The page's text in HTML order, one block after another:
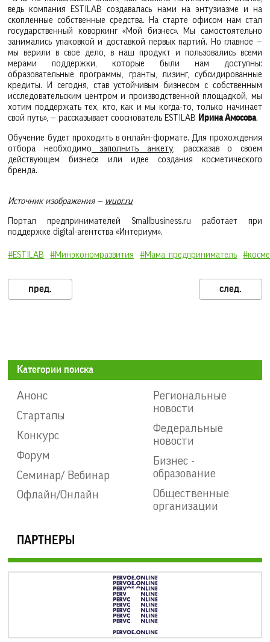
ведь компания ESTILAB создавалась нами на энтузиазме и на
скопленные собственные средства. На старте офисом нам стал
государственный коворкинг «Мой бизнес». Мы самостоятельно
занимались упаковкой и доставкой первых партий. Но главное —
мы верили в свое дело, в наш продукт и пользовались всеми
мерами поддержки, которые были нам доступны:
образовательные программы, гранты, лизинг, субсидированные
кредиты. И сегодня, став устойчивым бизнесом с собственным
исследовательским центром и производственной площадкой, мы
хотим поддержать тех, кто, как и мы когда-то, только начинает
свой путь», — рассказывает сооснователь ESTILAB Ирина Амосова.
Обучение будет проходить в онлайн-формате. Для прохождения
отбора необходимо заполнить анкету , рассказав о своем
действующем бизнесе или идее создания косметического
бренда.
Источник изображения — wuor.ru
Портал предпринимателей Smallbusiness.ru работает при
поддержке digital-агентства «Интериум».
#ESTILAB #Минэкономразвития #Мама_предприниматель
Категории поиска
Анонс
Стартапы
Конкурс
Форум
Семинар/ Вебинар
Офлайн/Онлайн
Региональные
новости
Федеральные
новости
Бизнес -
образование
Общественные
организации
ПАРТНЕРЫ